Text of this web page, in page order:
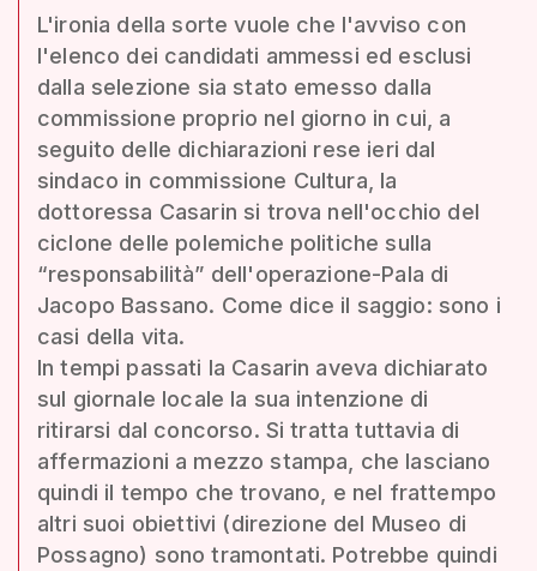
L'ironia della sorte vuole che l'avviso con
l'elenco dei candidati ammessi ed esclusi
dalla selezione sia stato emesso dalla
commissione proprio nel giorno in cui, a
seguito delle dichiarazioni rese ieri dal
sindaco in commissione Cultura, la
dottoressa Casarin si trova nell'occhio del
ciclone delle polemiche politiche sulla
“responsabilità” dell'operazione-Pala di
Jacopo Bassano. Come dice il saggio: sono i
casi della vita.
In tempi passati la Casarin aveva dichiarato
sul giornale locale la sua intenzione di
ritirarsi dal concorso. Si tratta tuttavia di
affermazioni a mezzo stampa, che lasciano
quindi il tempo che trovano, e nel frattempo
altri suoi obiettivi (direzione del Museo di
Possagno) sono tramontati. Potrebbe quindi